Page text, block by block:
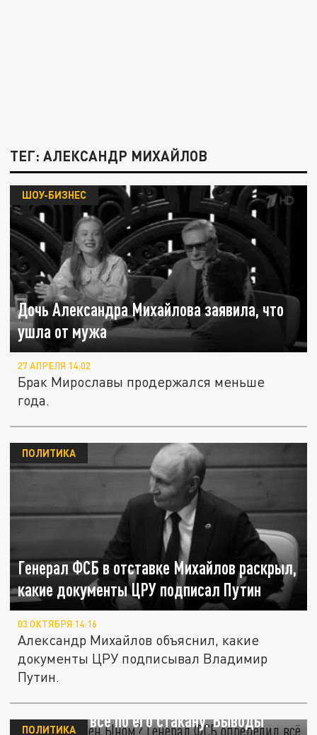
ТЕГ: АЛЕКСАНДР МИХАЙЛОВ
Дочь Александра Михайлова заявила, что
ушла от мужа
ШОУ-БИЗНЕС
27 АПРЕЛЯ 14:02
Брак Мирославы продержался меньше
года.
Генерал ФСБ в отставке Михайлов раскрыл,
какие документы ЦРУ подписал Путин
ПОЛИТИКА
03 ОКТЯБРЯ 14:16
Александр Михайлов объяснил, какие
документы ЦРУ подписывал Владимир
Путин.
Что с Ким Чен Ыном? Генерал ФСБ
определил всё по его стакану. Выводы
ПОЛИТИКА